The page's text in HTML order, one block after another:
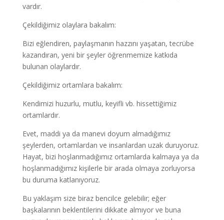
vardır.
Çekildiğimiz olaylara bakalım:
Bizi eğlendiren, paylaşmanın hazzını yaşatan, tecrübe
kazandıran, yeni bir şeyler öğrenmemize katkıda
bulunan olaylardır.
Çekildiğimiz ortamlara bakalım:
Kendimizi huzurlu, mutlu, keyifli vb. hissettiğimiz
ortamlardır.
Evet, maddi ya da manevi doyum almadığımız
şeylerden, ortamlardan ve insanlardan uzak duruyoruz.
Hayat, bizi hoşlanmadığımız ortamlarda kalmaya ya da
hoşlanmadığımız kişilerle bir arada olmaya zorluyorsa
bu duruma katlanıyoruz.
Bu yaklaşım size biraz bencilce gelebilir; eğer
başkalarının beklentilerini dikkate almıyor ve buna